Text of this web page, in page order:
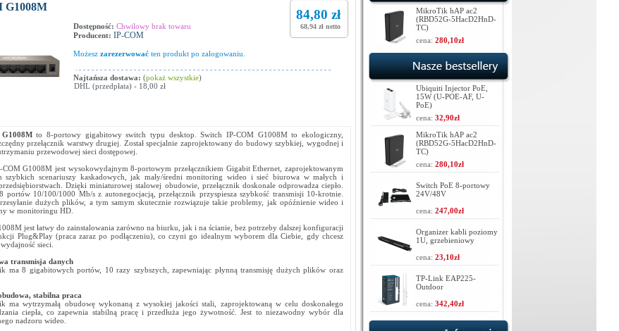
G1008M
84,80 zł
68,94 zł netto
Dostępność: Chwilowy brak towaru
Producent: IP-COM
Możesz zarezerwować ten produkt po zalogowaniu.
Najtańsza dostawa: (pokaż wszystkie)
DHL (przedpłata) - 18,00 zł
G1008Mto 8-portowy gigabitowy switch typu desktop. Switch IP-COM G1008M to ekologiczny,
przełącznik warstwy drugiej. Został specjalnie zaprojektowany do budowy szybkiej, wygodnej i
przewodowej sieci dostępowej.
COM G1008M jest wysokowydajnym 8-portowym przełącznikiem Gigabit Ethernet, zaprojektowanym
szybkich scenariuszy kaskadowych, jak mały/średni monitoring wideo i sieć biurowa w małych i
Dzięki miniaturowej stalowej obudowie, przełącznik doskonale odprowadza ciepło.
portów 10/100/1000 Mb/s z autonegocjacją, przełącznik przyspiesza szybkość transmisji 10-krotnie.
dużych plików, a tym samym skutecznie rozwiązuje takie problemy, jak opóźnienie wideo i
w monitoringu HD.
jest łatwy do zainstalowania zarówno na biurku, jak i na ścianie, bez potrzeby dalszej konfiguracji
Plug&Play (praca zaraz po podłączeniu), co czyni go idealnym wyborem dla Ciebie, gdy chcesz
sieci.
transmisja danych
ma 8 gigabitowych portów, 10 razy szybszych, zapewniając płynną transmisję dużych plików oraz
stabilna praca
ma wytrzymałą obudowę wykonaną z wysokiej jakości stali, zaprojektowaną w celu doskonałego
ciepła, co zapewnia stabilną pracę i przedłuża jego żywotność. Jest to niezawodny wybór dla
nadzoru wideo.
MikroTik hAP ac2
(RBD52G-5HacD2HnD-
TC)
cena: 280,10zł
Ubiquiti Injector PoE,
15W (U-POE-AF, U-
PoE)
cena: 32,90zł
MikroTik hAP ac2
(RBD52G-5HacD2HnD-
TC)
cena: 280,10zł
Switch PoE 8-portowy
24V/48V
cena: 247,00zł
Organizer kabli poziomy
1U, grzebieniowy
cena: 23,10zł
TP-Link EAP225-
Outdoor
cena: 342,40zł